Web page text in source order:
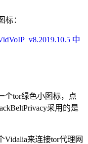
标：
个tor绿色小图标，点
采用的是
来连接tor代理网